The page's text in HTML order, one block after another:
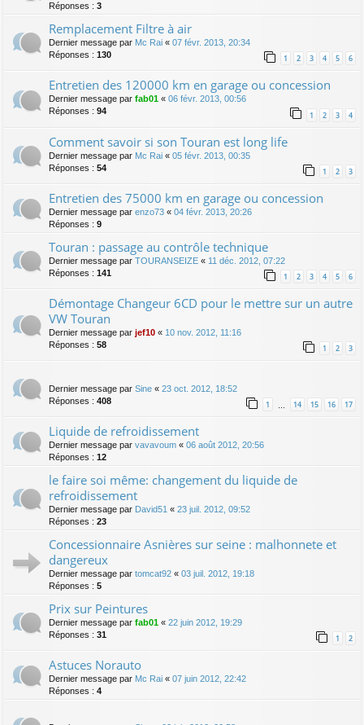
Réponses : 3
Remplacement Filtre à air
Dernier message par Mc Rai « 07 févr. 2013, 20:34
Réponses : 130 1 2 3 4 5 6
Entretien des 120000 km en garage ou concession
Dernier message par fab01 « 06 févr. 2013, 00:56
Réponses : 94 1 2 3 4
Comment savoir si son Touran est long life
Dernier message par Mc Rai « 05 févr. 2013, 00:35
Réponses : 54 1 2 3
Entretien des 75000 km en garage ou concession
Dernier message par enzo73 « 04 févr. 2013, 20:26
Réponses : 9
Touran : passage au contrôle technique
Dernier message par TOURANSEIZE « 11 déc. 2012, 07:22
Réponses : 141 1 2 3 4 5 6
Démontage Changeur 6CD pour le mettre sur un autre
VW Touran
Dernier message par jef10 « 10 nov. 2012, 11:16
Réponses : 58 1 2 3
Dernier message par Sine « 23 oct. 2012, 18:52
Réponses : 408 1 14 15 16 17
Liquide de refroidissement
Dernier message par vavavoum « 06 août 2012, 20:56
Réponses : 12
le faire soi même: changement du liquide de
refroidissement
Dernier message par David51 « 23 juil. 2012, 09:52
Réponses : 23
Concessionnaire Asnières sur seine : malhonnete et
dangereux
Dernier message par tomcat92 « 03 juil. 2012, 19:18
Réponses : 5
Prix sur Peintures
Dernier message par fab01 « 22 juin 2012, 19:29
Réponses : 31 1 2
Astuces Norauto
Dernier message par Mc Rai « 07 juin 2012, 22:42
Réponses : 4